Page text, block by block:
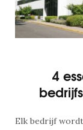
4
Elk bedrijf